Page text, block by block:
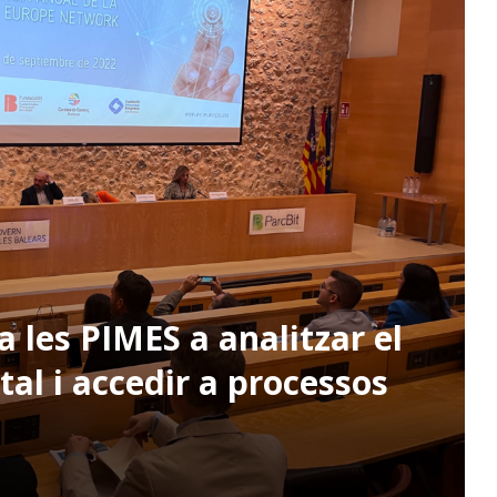
les PIMES a analitzar el
i accedir a processos